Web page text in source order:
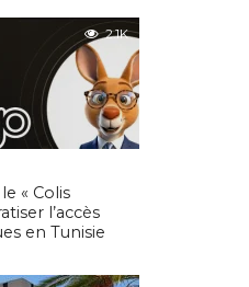
2.1K
« Colis
l’accès
en Tunisie